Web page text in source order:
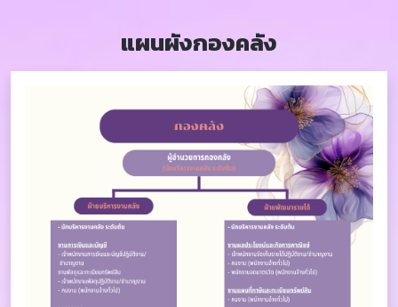
แผนผังกองคลัง